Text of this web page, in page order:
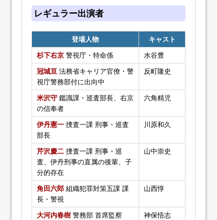
レギュラー出演者
登場人物
キャスト
杉下右京 警視庁・特命係
水谷豊
冠城亘 法務省キャリア官僚・警
視庁警務部付に出向中
反町隆史
米沢守 鑑識課・巡査部長、右京
の信奉者
六角精児
伊丹憲一 捜査一課 刑事・巡査
部長
川原和久
芹沢慶二 捜査一課 刑事・巡
査、伊丹刑事の直属の後輩、子
分的存在
山中崇史
角田六郎 組織犯罪対策五課 課
長・警視
山西惇
大河内春樹 警務部 首席監察
神保悟志